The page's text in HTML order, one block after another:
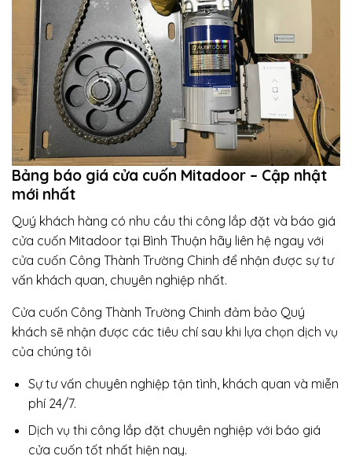
Bảng báo giá cửa cuốn Mitadoor – Cập nhật
mới nhất
Quý khách hàng có nhu cầu thi công lắp đặt và báo giá
cửa cuốn Mitadoor tại Bình Thuận hãy liên hệ ngay với
cửa cuốn Công Thành Trường Chinh để nhận được sự tư
vấn khách quan, chuyên nghiệp nhất.
Cửa cuốn Công Thành Trường Chinh đảm bảo Quý
khách sẽ nhận được các tiêu chí sau khi lựa chọn dịch vụ
của chúng tôi
Sự tư vấn chuyên nghiệp tận tình, khách quan và miễn
phí 24/7.
Dịch vụ thi công lắp đặt chuyên nghiệp với báo giá
cửa cuốn tốt nhất hiện nay.